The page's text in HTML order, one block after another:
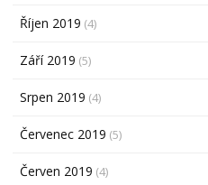
Říjen 2019 (4)
Září 2019 (5)
Srpen 2019 (4)
Červenec 2019 (5)
Červen 2019 (4)